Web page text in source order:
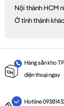
Nội thành HCM
Ở tỉnh thành
Hàng sẵn kho
điện thoại ngay
Hotline